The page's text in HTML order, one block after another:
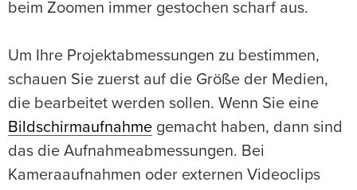
beim Zoomen immer gestochen scharf aus.
Um Ihre Projektabmessungen zu bestimmen,
schauen Sie zuerst auf die Größe der Medien,
die bearbeitet werden sollen. Wenn Sie eine
Bildschirmaufnahme gemacht haben, dann sind
das die Aufnahmeabmessungen. Bei
Kameraaufnahmen oder externen Videoclips